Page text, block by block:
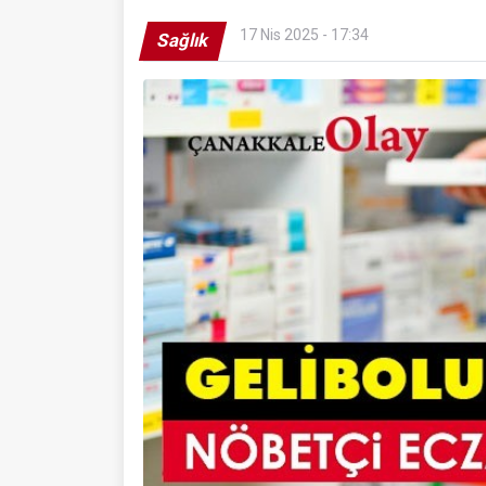
Sağlık 17 Nis 2025 - 17:34